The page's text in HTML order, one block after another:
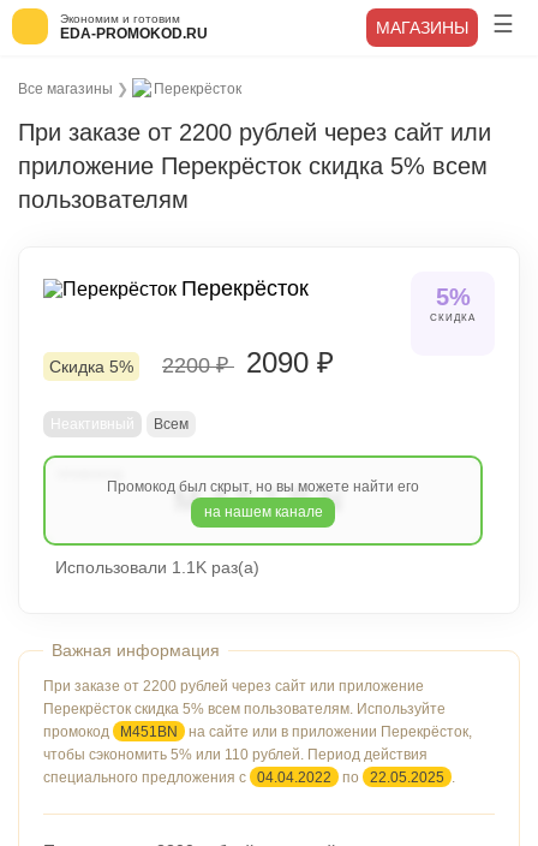
Экономим и готовим
EDA-PROMOKOD.RU МАГАЗИНЫ
Все магазины ❯ Перекрёсток
При заказе от 2200 рублей через сайт или
приложение Перекрёсток скидка 5% всем
пользователям
Перекрёсток 5%
СКИДКА
Скидка 5% 2200 ₽ 2090 ₽
Неактивный Всем
Промокод был скрыт, но вы можете найти его
на нашем канале
M451BN
Использовали 1.1K раз(а)
При заказе от 2200 рублей через сайт или приложение
Перекрёсток скидка 5% всем пользователям. Используйте
промокод
M451BN
на сайте или в приложении Перекрёсток,
чтобы сэкономить 5% или 110 рублей. Период действия
специального предложения с
04.04.2022 по 22.05.2025 .